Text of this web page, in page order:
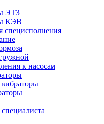
ЭТЗ
КЭВ
специсполнения
к насосам